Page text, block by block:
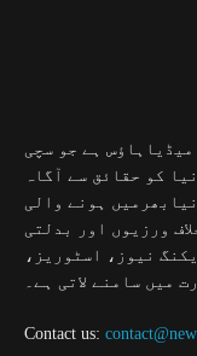
ہے جو سچی
کو حقائق سے آگاہ
ہونے والی
ورزیوں اور بدلتی
نیوز، اسٹوریز،
میں سامنے لاتی ہے۔
Contact us: